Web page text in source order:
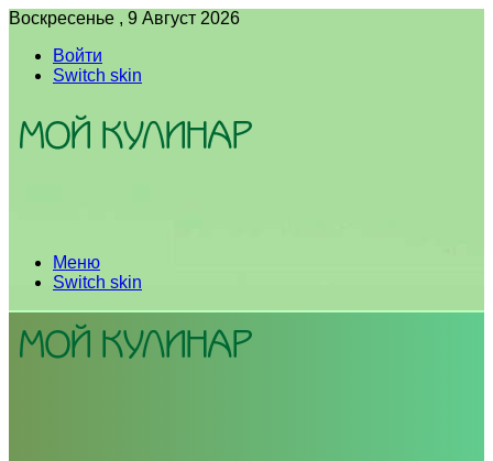
Воскресенье , 9 Август 2026
Войти
Switch skin
Меню
Switch skin